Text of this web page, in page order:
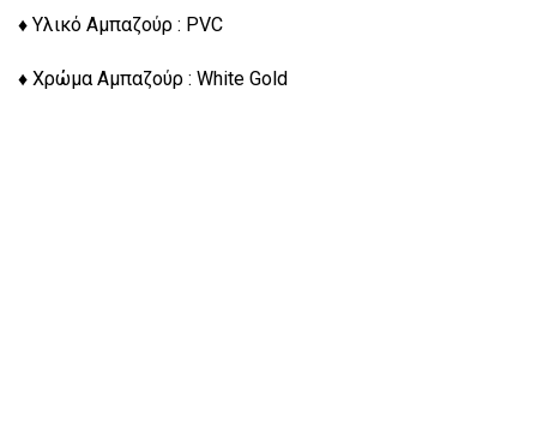
♦ Υλικό Αμπαζούρ : PVC
♦ Χρώμα Αμπαζούρ : White Gold